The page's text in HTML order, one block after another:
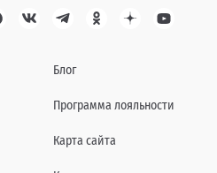
Блог
Программа лояльности
Карта сайта